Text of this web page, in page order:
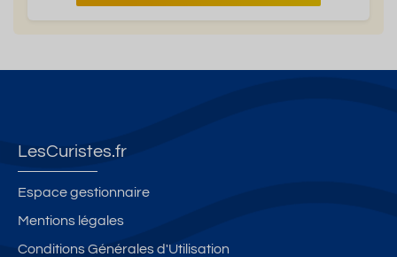
LesCuristes.fr
Espace gestionnaire
Mentions légales
Conditions Générales d'Utilisation